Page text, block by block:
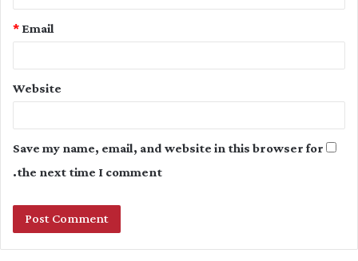
Email
*
Website
Save my name, email, and website in this browser for
the next time I comment.